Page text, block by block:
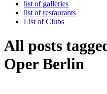
list of galleries
list of restaurants
List of Clubs
All posts
Oper Berlin